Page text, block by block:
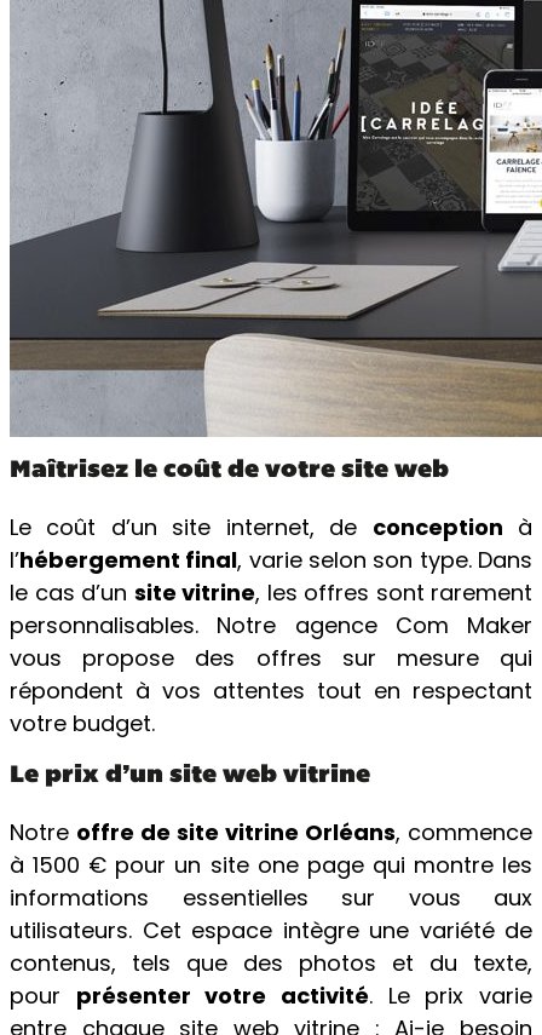
Maîtrisez le coût de votre site web
Le coût d’un site internet, de conception à
l’hébergement final, varie selon son type. Dans
le cas d’un site vitrine, les offres sont rarement
personnalisables. Notre agence Com Maker
vous propose des offres sur mesure qui
répondent à vos attentes tout en respectant
votre budget.
Le prix d’un site web vitrine
Notre offre de site vitrine Orléans, commence
à 1500 € pour un site one page qui montre les
informations essentielles sur vous aux
utilisateurs. Cet espace intègre une variété de
contenus, tels que des photos et du texte,
pour présenter votre activité. Le prix varie
entre chaque site web vitrine : Ai-je besoin